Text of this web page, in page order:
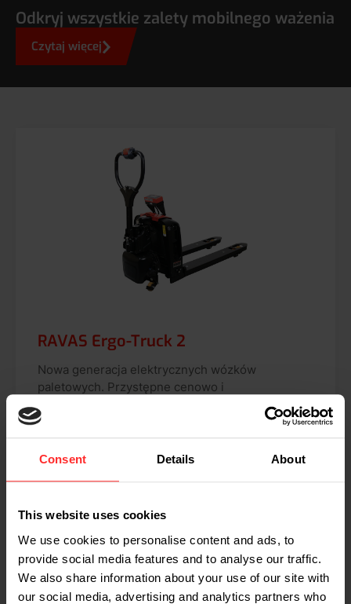
Consent Details About
This website uses cookies
We use cookies to personalise content and ads, to
provide social media features and to analyse our traffic.
We also share information about your use of our site with
our social media, advertising and analytics partners who
Odkryj wszystkie zalety mobilnego ważenia
Czytaj więcej
RAVAS Ergo-Truck 2
Nowa generacja elektrycznych wózków
paletowych. Przystępne cenowo i
wszechstronne. Odkryj, jak RAVAS Ergo-Truck 2
optymalizuje Twoje procesy logistyczne.
Nośność: 1.500 kg
lub druga bateria
Czytaj więcej